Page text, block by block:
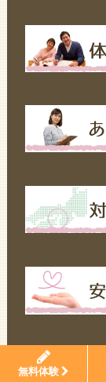
無料体験